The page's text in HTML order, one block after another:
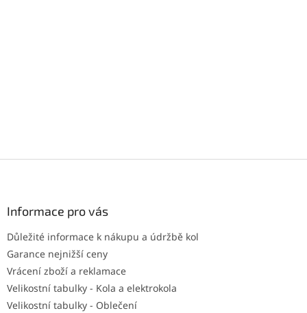
Informace pro vás
Důležité informace k nákupu a údržbě kol
Garance nejnižší ceny
Vrácení zboží a reklamace
Velikostní tabulky - Kola a elektrokola
Velikostní tabulky - Oblečení